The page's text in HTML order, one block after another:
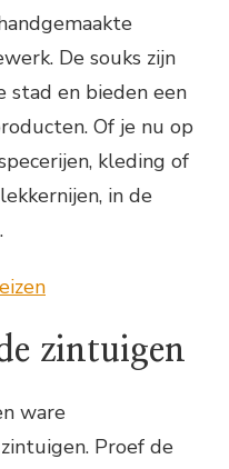
De souks zijn
stad en bieden een
Of je nu op
kleding of
in de
zintuigen
ware
Proef de